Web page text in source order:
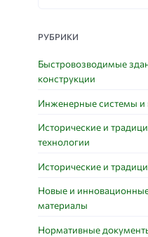
РУБРИКИ
Быстровозводимые
конструкции
Инженерные системы и
Исторические и
технологии
Исторические и
Новые и
материалы
Нормативные